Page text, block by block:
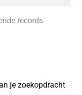
records
je zoekopdracht